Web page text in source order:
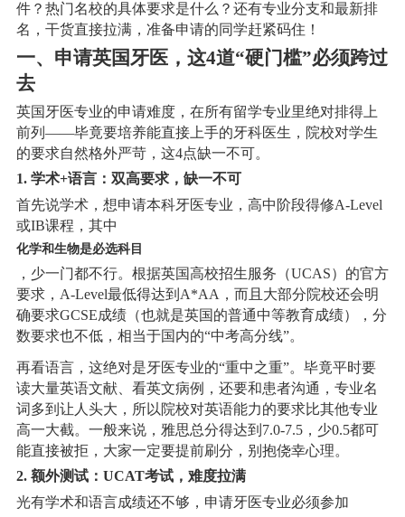
件？热门名校的具体要求是什么？还有专业分支和最新排
名，干货直接拉满，准备申请的同学赶紧码住！
一、申请英国牙医，这4道“硬门槛”必须跨过
去
英国牙医专业的申请难度，在所有留学专业里绝对排得上
前列——毕竟要培养能直接上手的牙科医生，院校对学生
的要求自然格外严苛，这4点缺一不可。
1. 学术+语言：双高要求，缺一不可
首先说学术，想申请本科牙医专业，高中阶段得修A-Level
或IB课程，其中
化学和生物是必选科目
，少一门都不行。根据英国高校招生服务（UCAS）的官方
要求，A-Level最低得达到A*AA，而且大部分院校还会明
确要求GCSE成绩（也就是英国的普通中等教育成绩），分
数要求也不低，相当于国内的“中考高分线”。
再看语言，这绝对是牙医专业的“重中之重”。毕竟平时要
读大量英语文献、看英文病例，还要和患者沟通，专业名
词多到让人头大，所以院校对英语能力的要求比其他专业
高一大截。一般来说，雅思总分得达到7.0-7.5，少0.5都可
能直接被拒，大家一定要提前刷分，别抱侥幸心理。
2. 额外测试：UCAT考试，难度拉满
光有学术和语言成绩还不够，申请牙医专业必须参加